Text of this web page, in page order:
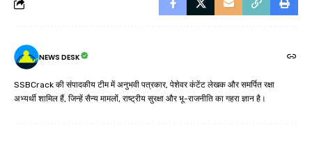
NEWS DESK
SSBCrack की संपादकीय टीम में अनुभवी पत्रकार, पेशेवर कंटेंट लेखक और समर्पित रक्षा
अभ्यर्थी शामिल हैं, जिन्हें सैन्य मामलों, राष्ट्रीय सुरक्षा और भू-राजनीति का गहरा ज्ञान है।